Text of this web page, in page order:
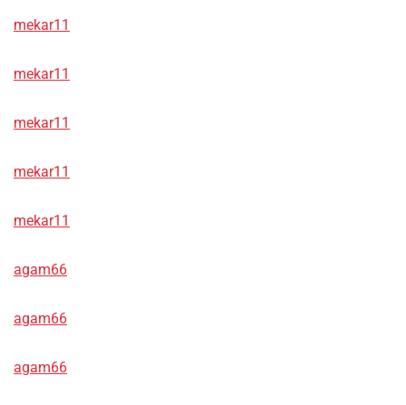
mekar11
mekar11
mekar11
mekar11
mekar11
agam66
agam66
agam66